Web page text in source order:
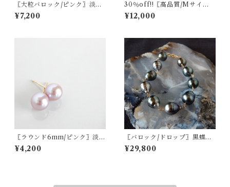
〖大粒バロック/ピンク〗淡水
パールスタッドピアス/イヤリ
ング14kgf/SV925【1544】
¥7,200
30％off!!〖高品質/Mサイ
ズ〗インペリアルトパーズリ
ースネックレス 14kgf【121
¥12,000
〖ラウンド6mm/ピンク〗淡水
パールスタッドピアス/イヤリ
ング14kgf/SV925【1472】
¥4,200
〖バロック/ドロップ〗黒蝶パ
ールブレスレット14kgf 南洋
パール タヒチパール【1859】
¥29,800